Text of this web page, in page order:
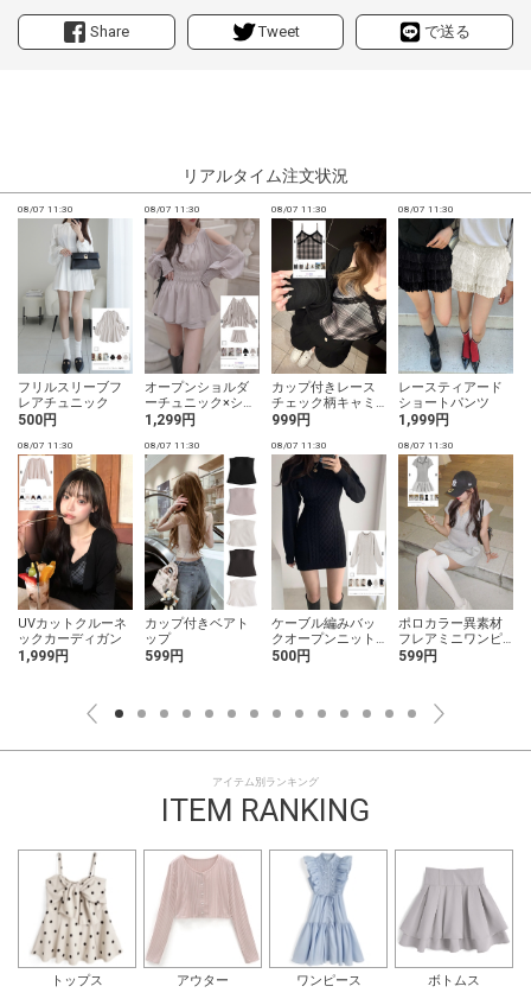
Share Tweet で送る
リアルタイム注文状況
08/07 11:30
フリルスリーブフ
レアチュニック
500円
08/07 11:30
オープンショルダ
ーチュニック×ショ
ートパンツセット
1,299円
08/07 11:30
カップ付きレース
チェック柄キャミ
ソール
999円
08/07 11:30
レースティアード
ショートパンツ
1,999円
08/07 11:30
UVカットクルーネ
ックカーディガン
1,999円
08/07 11:30
カップ付きベアト
ップ
599円
08/07 11:30
ケーブル編みバッ
クオープンニット
ミニワンピース
500円
08/07 11:30
ポロカラー異素材
フレアミニワンピ
ース
599円
アイテム別ランキング
ITEM RANKING
トップス アウター ワンピース ボトムス